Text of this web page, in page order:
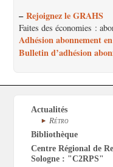
– Rejoignez le GRAHS
Faites des économies :
Adhésion abonnement
Bulletin d’adhésion
Actualités
Rétro
Bibliothèque
Centre Régional de
Sologne : "C2RPS"